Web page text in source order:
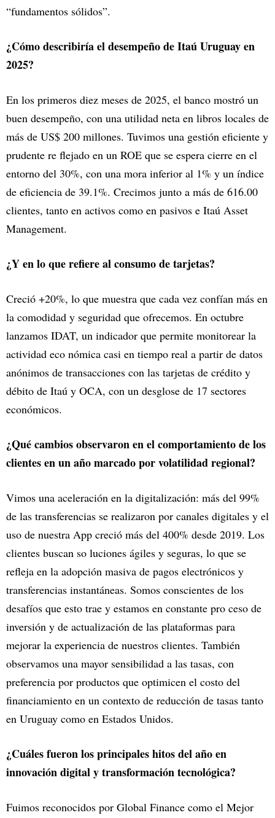
“fundamentos sólidos”.
¿Cómo describiría el desempeño de Itaú Uruguay en
2025?
En los primeros diez meses de 2025, el banco mostró un
buen desempeño, con una utilidad neta en libros locales de
más de US$ 200 millones. Tuvimos una gestión eficiente y
prudente re flejado en un ROE que se espera cierre en el
entorno del 30%, con una mora inferior al 1% y un índice
de eficiencia de 39.1%. Crecimos junto a más de 616.00
clientes, tanto en activos como en pasivos e Itaú Asset
Management.
¿Y en lo que refiere al consumo de tarjetas?
Creció +20%, lo que muestra que cada vez confían más en
la comodidad y seguridad que ofrecemos. En octubre
lanzamos IDAT, un indicador que permite monitorear la
actividad eco nómica casi en tiempo real a partir de datos
anónimos de transacciones con las tarjetas de crédito y
débito de Itaú y OCA, con un desglose de 17 sectores
económicos.
¿Qué cambios observaron en el comportamiento de los
clientes en un año marcado por volatilidad regional?
Vimos una aceleración en la digitalización: más del 99%
de las transferencias se realizaron por canales digitales y el
uso de nuestra App creció más del 400% desde 2019. Los
clientes buscan so luciones ágiles y seguras, lo que se
refleja en la adopción masiva de pagos electrónicos y
transferencias instantáneas. Somos conscientes de los
desafíos que esto trae y estamos en constante pro ceso de
inversión y de actualización de las plataformas para
mejorar la experiencia de nuestros clientes. También
observamos una mayor sensibilidad a las tasas, con
preferencia por productos que optimicen el costo del
financiamiento en un contexto de reducción de tasas tanto
en Uruguay como en Estados Unidos.
¿Cuáles fueron los principales hitos del año en
innovación digital y transformación tecnológica?
Fuimos reconocidos por Global Finance como el Mejor